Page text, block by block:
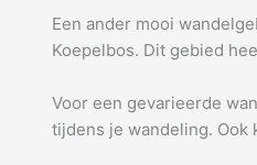
Een ander mooi
Koepelbos. Dit gebied
Voor een gevarieerde
tijdens je wandeling.